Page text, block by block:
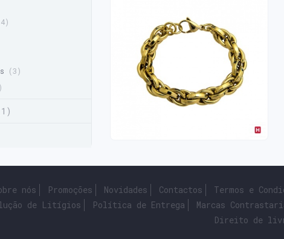
(3)
PULSEIRA
25,00 €
nós Promoções Novidades Contactos Termos e
de Litígios
Política de Entrega Marcas
Direito de